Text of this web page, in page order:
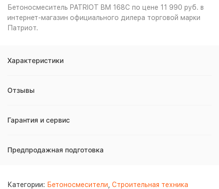
Бетоносмеситель PATRIOT BM 168C по цене 11 990 руб. в
интернет-магазин официального дилера торговой марки
Патриот.
Характеристики
Отзывы
Гарантия и сервис
Предпродажная подготовка
Категории: Бетоносмесители Строительная техника